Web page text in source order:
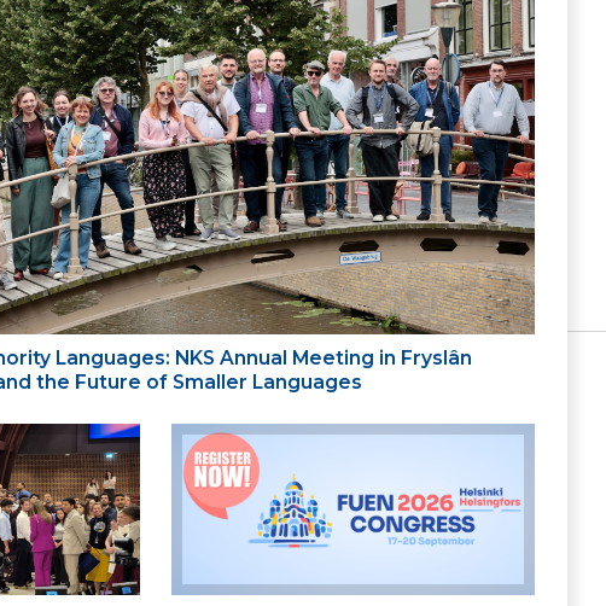
Languages: NKS Annual Meeting in Fryslân
the Future of Smaller Languages